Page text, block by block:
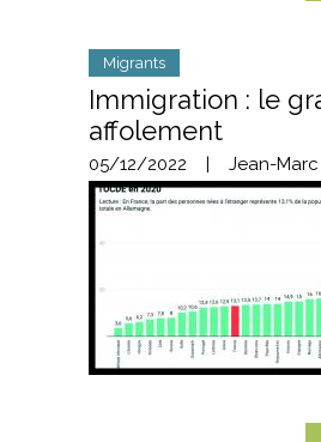
Migrants
Immigration : le
affolement
05/12/2022 | Jean-